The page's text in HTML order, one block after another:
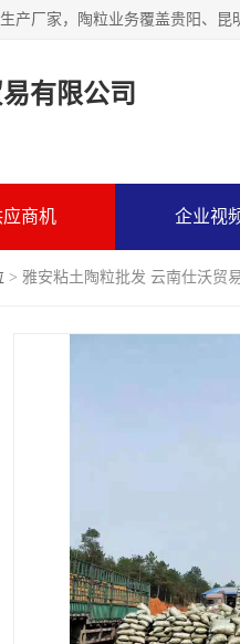
有限公司
应商机 企业视
> 雅安粘土陶粒批发 云南仕沃贸